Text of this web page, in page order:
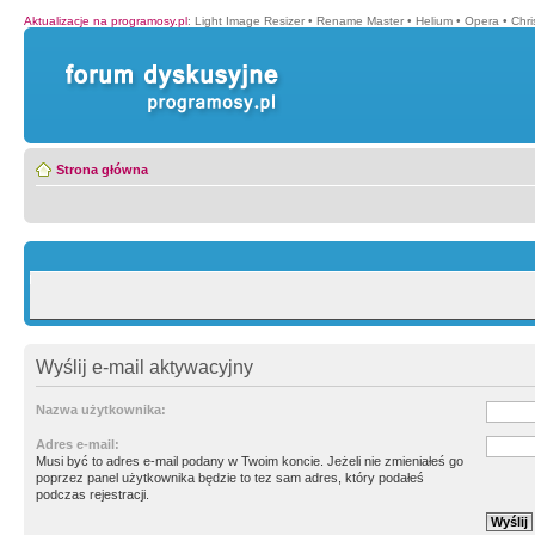
Aktualizacje na programosy.pl: Light Image Resizer • Rename Master • Helium • Opera •
Strona główna
Wyślij e-mail aktywacyjny
Nazwa użytkownika:
Adres e-mail:
Musi być to adres e-mail podany w Twoim koncie. Jeżeli nie zmieniałeś go
poprzez panel użytkownika będzie to tez sam adres, który podałeś
podczas rejestracji.